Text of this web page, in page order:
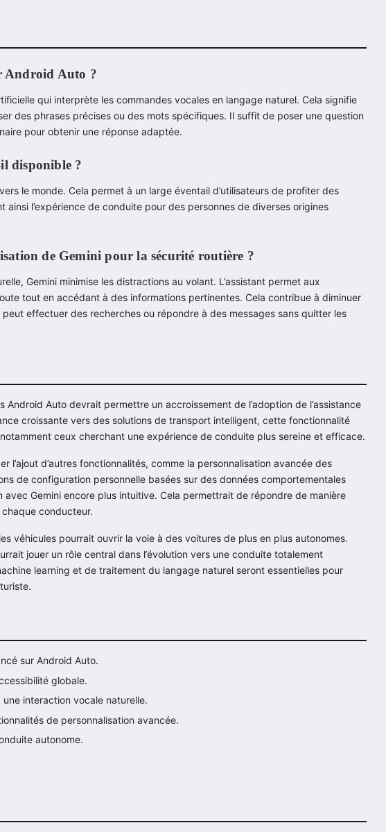
Android Auto ?
qui interprète les commandes vocales en langage naturel. Cela signifie
des phrases précises ou des mots spécifiques. Il suffit de poser une question
pour obtenir une réponse adaptée.
disponible ?
le monde. Cela permet à un large éventail d’utilisateurs de profiter des
l’expérience de conduite pour des personnes de diverses origines
de Gemini pour la sécurité routière ?
Gemini minimise les distractions au volant. L’assistant permet aux
tout en accédant à des informations pertinentes. Cela contribue à diminuer
effectuer des recherches ou répondre à des messages sans quitter les
Android Auto devrait permettre un accroissement de l’adoption de l’assistance
croissante vers des solutions de transport intelligent, cette fonctionnalité
ceux cherchant une expérience de conduite plus sereine et efficace.
l’ajout d’autres fonctionnalités, comme la personnalisation avancée des
de configuration personnelle basées sur des données comportementales
avec Gemini encore plus intuitive. Cela permettrait de répondre de manière
conducteur.
véhicules pourrait ouvrir la voie à des voitures de plus en plus autonomes.
jouer un rôle central dans l’évolution vers une conduite totalement
learning et de traitement du langage naturel seront essentielles pour
sur Android Auto.
globale.
interaction vocale naturelle.
de personnalisation avancée.
autonome.